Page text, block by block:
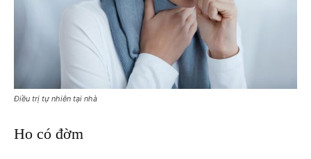
Điều trị tự nhiên tại nhà
Ho có đờm